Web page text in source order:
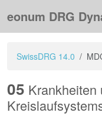
eonum DRG
SwissDRG 14.0
05 Krankheiten